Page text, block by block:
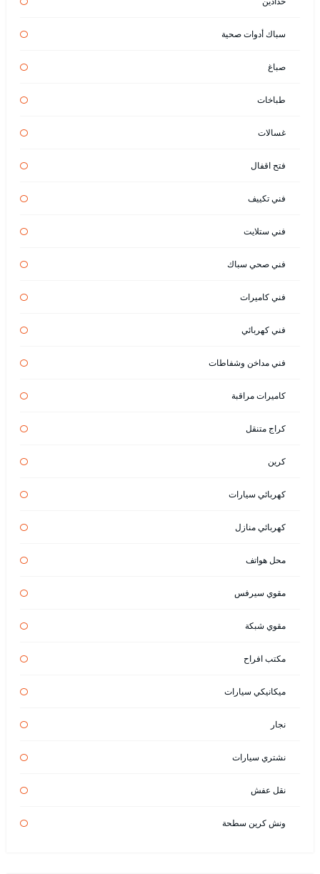
سباك أدوات صحية
صباغ
طباخات
غسالات
فتح اقفال
فني تكييف
فني ستلايت
فني صحي سباك
فني كاميرات
فني كهربائي
فني مداخن وشفاطات
كاميرات مراقبة
كراج متنقل
كرين
كهربائي سيارات
كهربائي منازل
محل هواتف
مقوي سيرفس
مقوي شبكة
مكتب افراح
ميكانيكي سيارات
نجار
نشتري سيارات
نقل عفش
ونش كرين سطحة